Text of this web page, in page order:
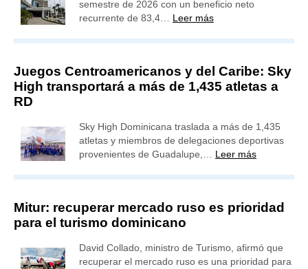
semestre de 2026 con un beneficio neto
recurrente de 83,4… Leer más
Juegos Centroamericanos y del Caribe: Sky
High transportará a más de 1,435 atletas a
RD
Sky High Dominicana traslada a más de 1,435
atletas y miembros de delegaciones deportivas
provenientes de Guadalupe,… Leer más
Mitur: recuperar mercado ruso es prioridad
para el turismo dominicano
David Collado, ministro de Turismo, afirmó que
recuperar el mercado ruso es una prioridad para